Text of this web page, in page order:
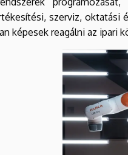
szerviz, oktatási
képesek reagálni az ipari